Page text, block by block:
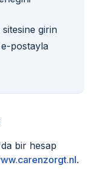
girin
e-postayla
bir hesap
.